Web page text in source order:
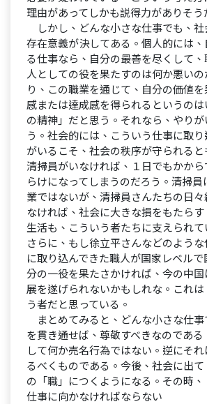
理由があってしかも説得力がありそう
しかし、どんな小さな仕事でも、社
存在意義が決してある。個人的には
る仕事なら、自分の最善を尽くして
人としての役を果たすのは何か悪い
り、この職業を通じて、自分の価値
感または達成感を得られるというの
の精神」だと思う。それなら、やり
う。社会的には、こういう仕事に取
がいるこそ、社会の秩序が守られる
清掃員がいなければ、１日でもかか
らけになってしまうのだろう。清掃
業ではないが、清掃員さんたちの日
なければ、社会に大きな損をもたら
生活も、こういう者たちに支えられて
さらに、もし徐立平さんなどのよう
に取り込んできた職人が国家レベル
分の一役を果たさかければ、今の中
展を遂げられないかもしれな。これ
う者だと思っている。
まとめてみると、どんな小さな仕事
を貫き通せば、尊敬すべきなのであ
して何か売名行為ではない。逆にそ
るべくものである。今後、社会に出
の「職」につくようになる。その時
仕事に向かなければならない